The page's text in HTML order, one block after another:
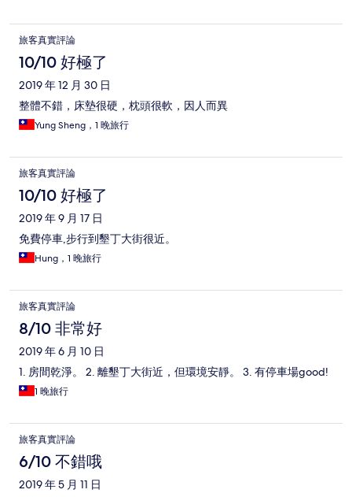
旅客真實評論
10/10 好極了
2019 年 12 月 30 日
整體不錯，床墊很硬，枕頭很軟，因人而異
Yung Sheng，1 晚旅行
旅客真實評論
10/10 好極了
2019 年 9 月 17 日
免費停車,步行到墾丁大街很近。
Hung，1 晚旅行
旅客真實評論
8/10 非常好
2019 年 6 月 10 日
1. 房間乾淨。 2. 離墾丁大街近，但環境安靜。 3. 有停車場good!
1 晚旅行
旅客真實評論
6/10 不錯哦
2019 年 5 月 11 日